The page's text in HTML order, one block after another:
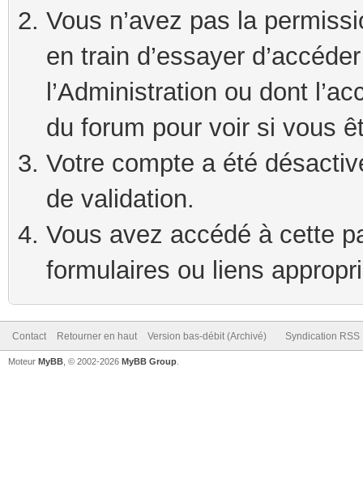
Vous n’avez pas la
en train d’essayer
l’Administration ou dont
du forum pour voir si vous
Votre compte a été
de validation.
Vous avez accédé à cette
formulaires ou liens
Contact Retourner en haut Version bas-débit (Archivé) Syndication RSS
Moteur MyBB , © 2002-2026 MyBB Group